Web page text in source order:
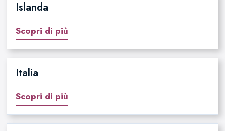
Islanda
Scopri di più
Italia
Scopri di più